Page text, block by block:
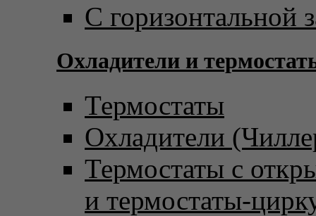
С горизонтальной
Охладители и
Термостаты
Охладители
Термостаты с
и термостаты-